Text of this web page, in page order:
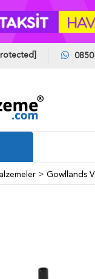
0850
Gowllands